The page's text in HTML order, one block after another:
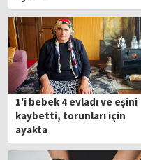
1'i bebek 4 evladı ve eşini
kaybetti, torunları için
ayakta